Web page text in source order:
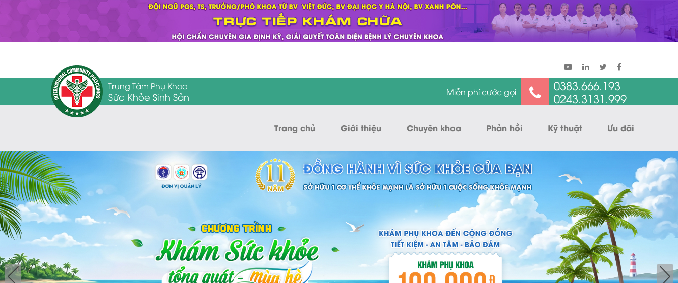
Trung Tâm Phụ Khoa
Sức Khỏe Sinh Sản Miễn phí cước gọi
0383.666.193
0243.3131.999
Trang chủ Giới thiệu Chuyên khoa Phản hồi Kỹ thuật Ưu đãi